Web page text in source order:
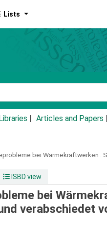
Lists
Libraries Articles and Papers
bei Wärmekraftwerken :
ISBD view
bei
verabschiedet